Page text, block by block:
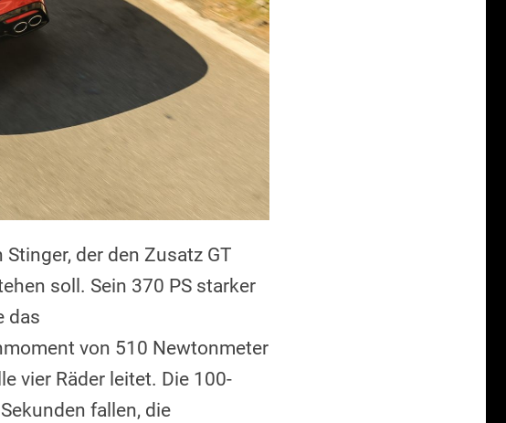
der den Zusatz GT
soll. Sein 370 PS starker
das
von 510 Newtonmeter
vier Räder leitet. Die 100-
fallen, die